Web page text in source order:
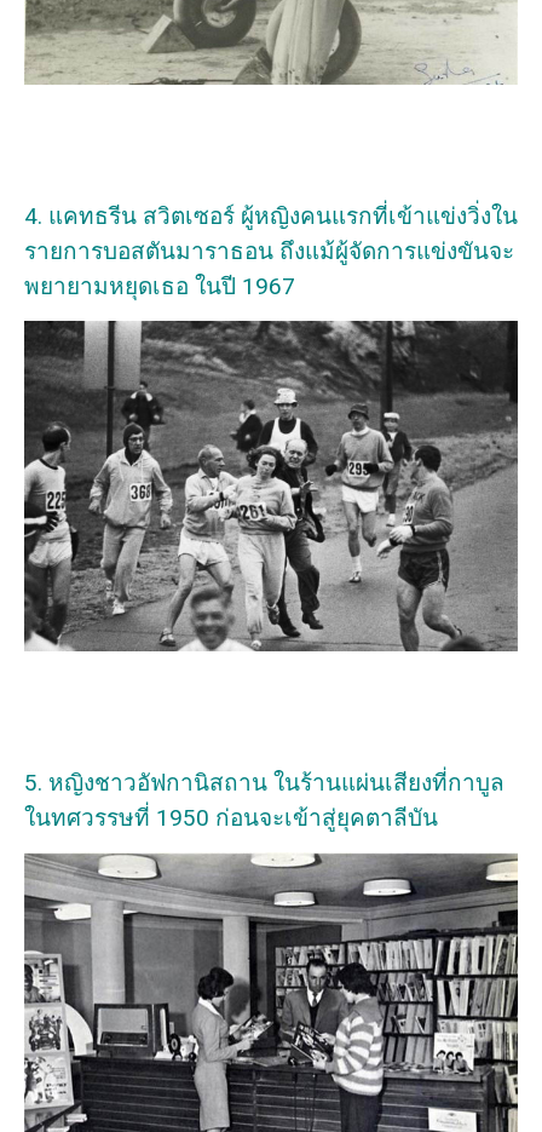
4. แคทธรีน สวิตเซอร์ ผู้หญิงคนแรกที่เข้าแข่งวิ่งใน
รายการบอสตันมาราธอน ถึงแม้ผู้จัดการแข่งขันจะ
พยายามหยุดเธอ ในปี 1967
5. หญิงชาวอัฟกานิสถาน ในร้านแผ่นเสียงที่กาบูล
ในทศวรรษที่ 1950 ก่อนจะเข้าสู่ยุคตาลีบัน